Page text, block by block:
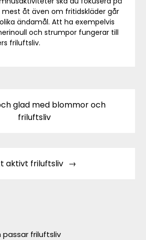
åt även om fritidskläder går
ändamål. Att ha exempelvis
och strumpor fungerar till
friluftsliv.
glad med blommor och
friluftsliv
aktivt friluftsliv
passar friluftsliv